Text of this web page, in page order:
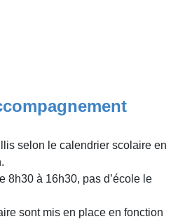
selon le calendrier scolaire en
8h30 à 16h30, pas d’école le
sont mis en place en fonction